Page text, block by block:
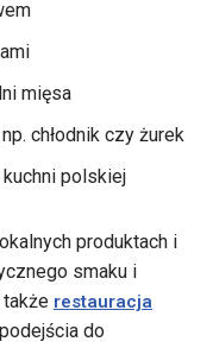
mięsa
chłodnik czy żurek
polskiej
produktach i
smaku i
także restauracja
do